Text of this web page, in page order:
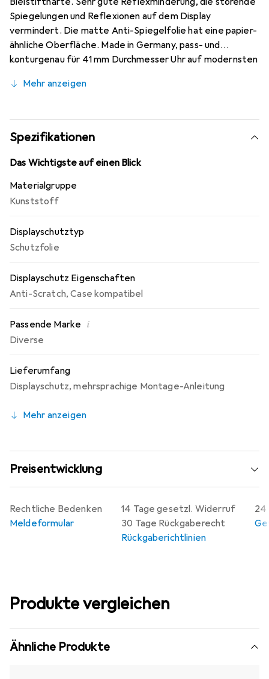
Spiegelungen und Reflexionen auf dem Display
vermindert. Die matte Anti-Spiegelfolie hat eine papier-
ähnliche Oberfläche. Made in Germany, pass- und
konturgenau für 41 mm Durchmesser Uhr auf modernsten
100% blasenfreier Montage bei gereinigtem Display. Die
Aufbringen und schmiegt sich von selbst an das Display an.
Keine Beeinträchtigung der Bedienbarkeit. Die Dipos
Displayschutzfolie bietet ein angenehmes Bediengefühl
und ist für das 41 mm Durchmesser Uhr optimiert.
Mehr anzeigen
Spezifikationen
Das Wichtigste auf einen Blick
Materialgruppe
Kunststoff
Displayschutztyp
Schutzfolie
Displayschutz Eigenschaften
Anti-Scratch,Case kompatibel
Passende Marke i
Diverse
Lieferumfang
Displayschutz,mehrsprachige Montage-Anleitung
Mehr anzeigen
Preisentwicklung
14 Tage gesetzl. Widerruf
30 Tage Rückgaberecht
Rückgaberichtlinien
24
Rechtliche Bedenken
Meldeformular
Produkte vergleichen
Ähnliche Produkte